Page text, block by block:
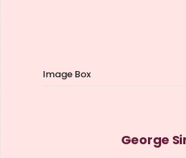
Image Box
George